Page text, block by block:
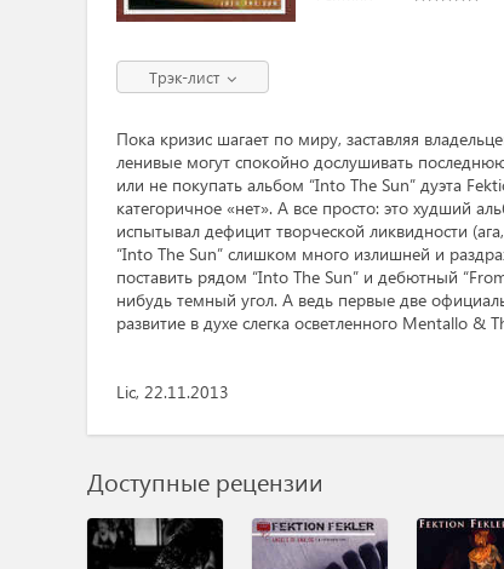
Трэк-лист
Пока кризис шагает по миру, заставляя
ленивые могут спокойно дослушивать
или не покупать альбом “Into The Sun” дуэта
категоричное «нет». А все просто: это худший
испытывал дефицит творческой ликвидности
“Into The Sun” слишком много излишней и
поставить рядом “Into The Sun” и дебютный
нибудь темный угол. А ведь первые две
развитие в духе слегка осветленного Mentallo &
Lic, 22.11.2013
Доступные рецензии